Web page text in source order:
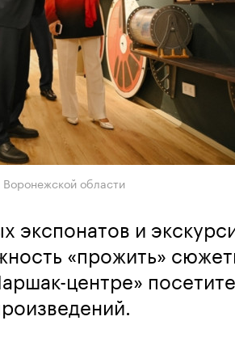
области
экспонатов и
«прожить»
центре»